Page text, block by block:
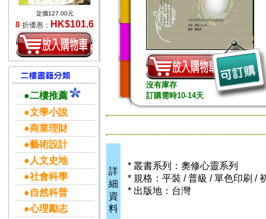
定價127.00元
8 折優惠： HK$101.6
●二樓推薦
●文學小說
●商業理財
●藝術設計
●人文史地
●社會科學
●自然科普
●心理勵志
沒有庫存
訂購需時10-14天
詳
細
資
料
* 叢書系列：奧修心靈系列
* 規格：平裝 / 普級 / 單色印刷 /
* 出版地：台灣